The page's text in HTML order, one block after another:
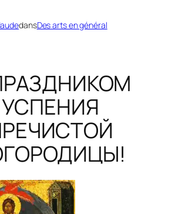
dansDes arts en général
УСПЕНИЯ